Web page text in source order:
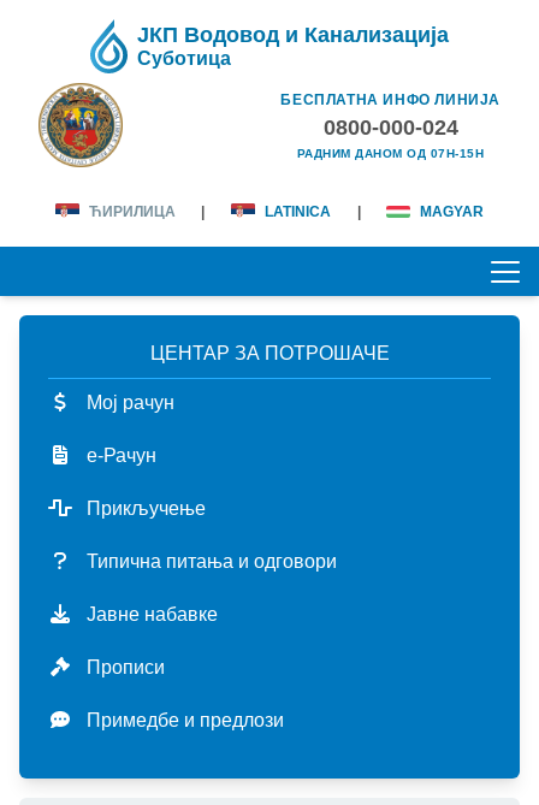
ЈКП Водовод и Канализација
Суботица
БЕСПЛАТНА ИНФО ЛИНИЈА
0800-000-024
РАДНИМ ДАНОМ ОД 07H-15H
ЋИРИЛИЦА LATINICA MAGYAR
ПОЧЕТНА
О НАМА
лична карта
КОРИСНИЦИ
ценовник услуга
ДЕЛАТНОСТИ
водоснабдевање
отпадне воде
УПРАВЉАЊЕ
инвестиције
финансије
СТАНДАРДИ
интегрисани менаџмент систем (имс)
ЦЕНТАР ЗА ПОТРОШАЧЕ
Мој рачун
е-Рачун
Прикључење
Типична питања и одговори
Јавне набавке
Прописи
Примедбе и предлози